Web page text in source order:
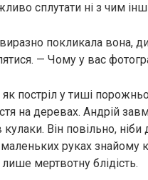
сплутати ні з чим
покликала вона,
— Чому у вас
постріл у тиші
на деревах. Андрій
Він повільно,
руках знайому
мертвотну блідість.